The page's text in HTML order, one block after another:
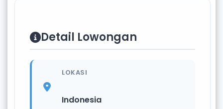
Detail Lowongan
LOKASI
Indonesia